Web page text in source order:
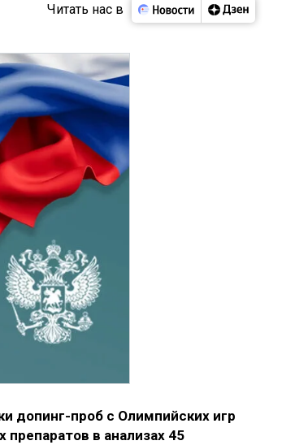
Читать нас в
допинг-проб с Олимпийских игр
в анализах 45